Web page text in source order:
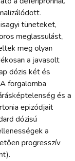
tüneteket,
meglassulást,
meg olyan
a javasolt
dózis két és
forgalomba
és a
epizódjait
dózisú
a
progresszív